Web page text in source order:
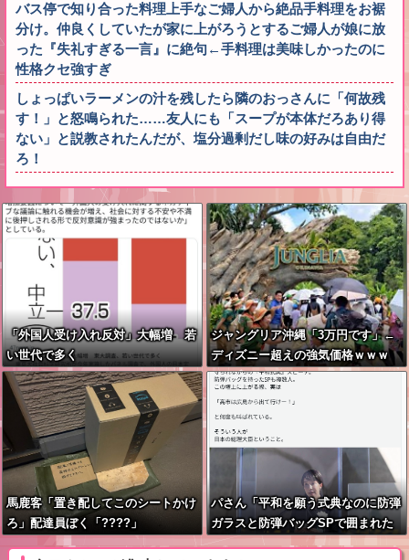
バス停で知り合った料理上手なご婦人から絶品手料理をお裾
分け。仲良くしていたが家に上がろうとするご婦人が娘に放
った『失礼すぎる一言』に絶句←手料理は美味しかったのに
性格クセ強すぎ
しょっぱいラーメンの汁を残したら隣のおっさんに「何故残
す！」と怒鳴られた……友人にも「スープが本体だろあり得
ない」と説教されたんだが、塩分過剰だし味の好みは自由だ
ろ！
「外国人受け入れ反対」大幅増 若
い世代で多く
ジャングリア沖縄「3万円です」←
ディズニー超えの強気価格ｗｗｗ
馬鹿客「置き配してこのシートかけ
ろ」配達員ぼく「????」
パさん「平和を願う式典なのに防弾
ガラスと防弾バッグSPで囲まれた
壇上でスピーチする人が総理大臣」